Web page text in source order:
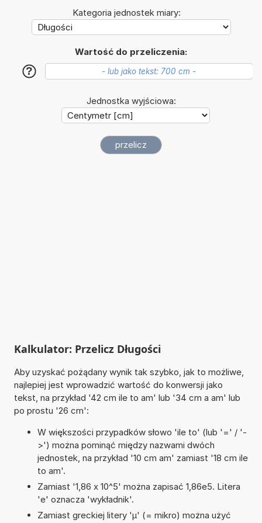
Kategoria jednostek miary:
Wartość do przeliczenia:
?
Jednostka wyjściowa:
Kalkulator: Przelicz Długości
Aby uzyskać pożądany wynik tak szybko, jak to możliwe,
najlepiej jest wprowadzić wartość do konwersji jako
tekst, na przykład '42 cm ile to am' lub '34 cm a am' lub
po prostu '26 cm':
W większości przypadków słowo 'ile to' (lub '=' / '-
>') można pominąć między nazwami dwóch
jednostek, na przykład '10 cm am' zamiast '18 cm ile
to am'.
Zamiast '1,86 x 10^5' można zapisać 1,86e5. Litera
'e' oznacza 'wykładnik'.
Zamiast greckiej litery 'µ' (= mikro) można użyć